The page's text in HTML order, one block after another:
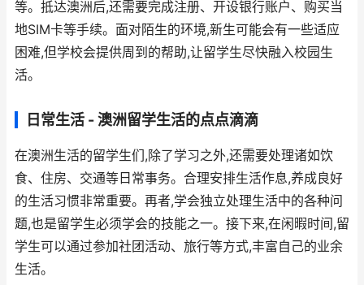
等。抵达澳洲后,还需要完成注册、开设银行账户、购买当
地SIM卡等手续。面对陌生的环境,新生可能会有一些适应
困难,但学校会提供周到的帮助,让留学生尽快融入校园生
活。
日常生活 - 澳洲留学生活的点点滴滴
在澳洲生活的留学生们,除了学习之外,还需要处理诸如饮
食、住房、交通等日常事务。合理安排生活作息,养成良好
的生活习惯非常重要。再者,学会独立处理生活中的各种问
题,也是留学生必须学会的技能之一。接下来,在闲暇时间,留
学生可以通过参加社团活动、旅行等方式,丰富自己的业余
生活。